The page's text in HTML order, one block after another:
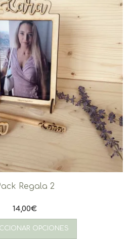
Regala 2
14,00€
OPCIONES